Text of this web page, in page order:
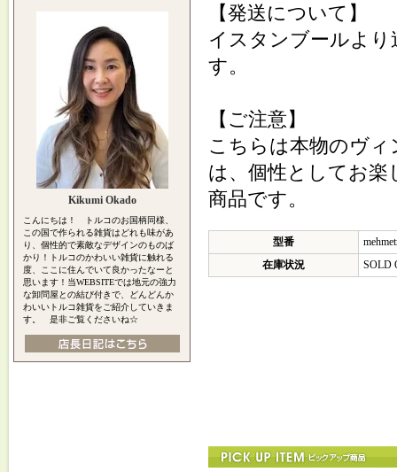
Kikumi Okado
こんにちは！ トルコのお国柄同様、
この国で作られる雑貨はどれも味があ
り、個性的で素敵なデザインのものば
かり！トルコのかわいい雑貨に触れる
度、ここに住んでいて良かったなーと
思います！当WEBSITEでは地元の強力
な卸問屋との結び付きで、どんどんか
わいいトルコ雑貨をご紹介していきま
す。 是非ご覧くださいね☆
【発送について】
イスタンブールよ
す。
【ご注意】
こちらは本物のヴ
は、個性としてお
商品です。
型番
在庫状況
SOLD